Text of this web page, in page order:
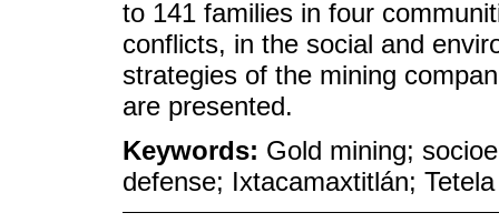
to 141 families in four
conflicts, in the social and
strategies of the mining
are presented.
Keywords: Gold mining;
defense; Ixtacamaxtitlán;